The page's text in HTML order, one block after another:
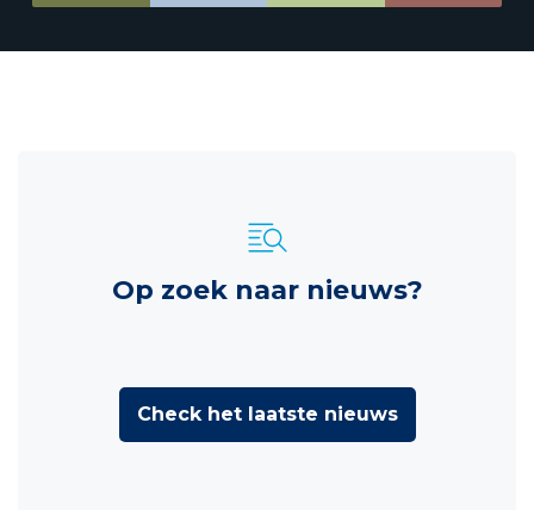
Op zoek naar nieuws?
Check het laatste nieuws